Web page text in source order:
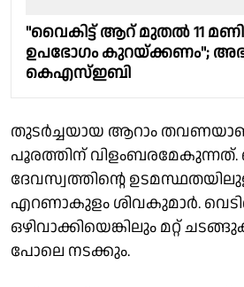
"വൈകിട്ട് ആറ് മുതല്‍ 11
ഉപഭോ​ഗം കുറയ്ക്കണം";
കെഎസ്ഇബി
തുടർച്ചയായ ആറാം
പൂരത്തിന് വിളംബരമേകുന്നത്.
ദേവസ്വത്തിന്റെ
എറണാകുളം ശിവകുമാർ.
ഒഴിവാക്കിയെങ്കിലും മറ്റ്
പോലെ നടക്കും.